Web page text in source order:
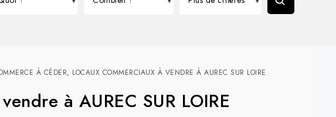
À CÉDER, LOCAUX COMMERCIAUX À VENDRE À AUREC SUR LOIRE
à AUREC SUR LOIRE